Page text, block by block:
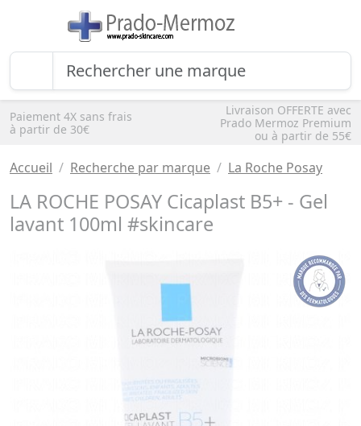
Paiement 4X sans frais
à partir de 30€
Livraison OFFERTE avec
Prado Mermoz Premium
ou à partir de 55€
Accueil Recherche par marque La Roche Posay
LA ROCHE POSAY Cicaplast B5+ - Gel
lavant 100ml #skincare